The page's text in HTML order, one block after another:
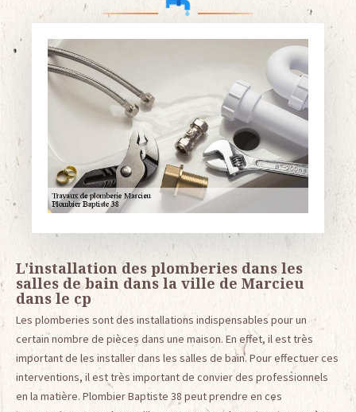
L'installation des plomberies dans les
salles de bain dans la ville de Marcieu
dans le cp
Les plomberies sont des installations indispensables pour un
certain nombre de pièces dans une maison. En effet, il est très
important de les installer dans les salles de bain. Pour effectuer ces
interventions, il est très important de convier des professionnels
en la matière. Plombier Baptiste 38 peut prendre en ces